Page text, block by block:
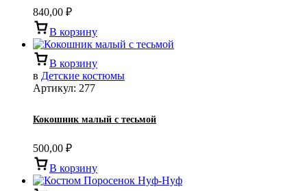
840,00 ₽
В корзину
В корзину
в Детские костюмы
Артикул: 277
Кокошник малый с тесьмой
500,00 ₽
В корзину